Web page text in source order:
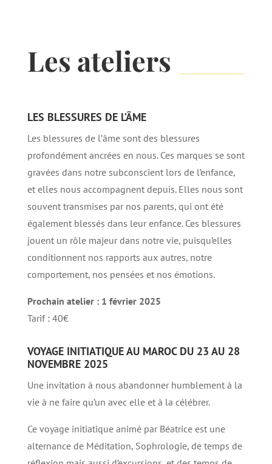
Les ateliers
LES BLESSURES DE L’ÂME
Les blessures de l’âme sont des blessures
profondément ancrées en nous. Ces marques se sont
gravées dans notre subconscient lors de l’enfance,
et elles nous accompagnent depuis. Elles nous sont
souvent transmises par nos parents, qui ont été
également blessés dans leur enfance. Ces blessures
jouent un rôle majeur dans notre vie, puisqu’elles
conditionnent nos rapports aux autres, notre
comportement, nos pensées et nos émotions.
Prochain atelier : 1 février 2025
Tarif : 40€
VOYAGE INITIATIQUE AU MAROC DU 23 AU 28
NOVEMBRE 2025
Une invitation à nous abandonner humblement à la
vie à ne faire qu’un avec elle et à la célébrer.
Ce voyage initiatique animé par Béatrice est une
alternance de Méditation, Sophrologie, de temps de